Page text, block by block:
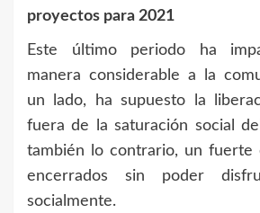
proyectos para 2021
Este último periodo ha
manera considerable a la
un lado, ha supuesto la
fuera de la saturación social
también lo contrario, un fuerte
encerrados sin poder
socialmente.